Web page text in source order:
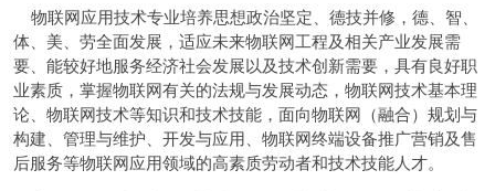
物联网应用技术专业培养思想政治坚定、德技并修，德、智、
体、美、劳全面发展，适应未来物联网工程及相关产业发展需
要、能较好地服务经济社会发展以及技术创新需要，具有良好职
业素质，掌握物联网有关的法规与发展动态，物联网技术基本理
论、物联网技术等知识和技术技能，面向物联网（融合）规划与
构建、管理与维护、开发与应用、物联网终端设备推广营销及售
后服务等物联网应用领域的高素质劳动者和技术技能人才。